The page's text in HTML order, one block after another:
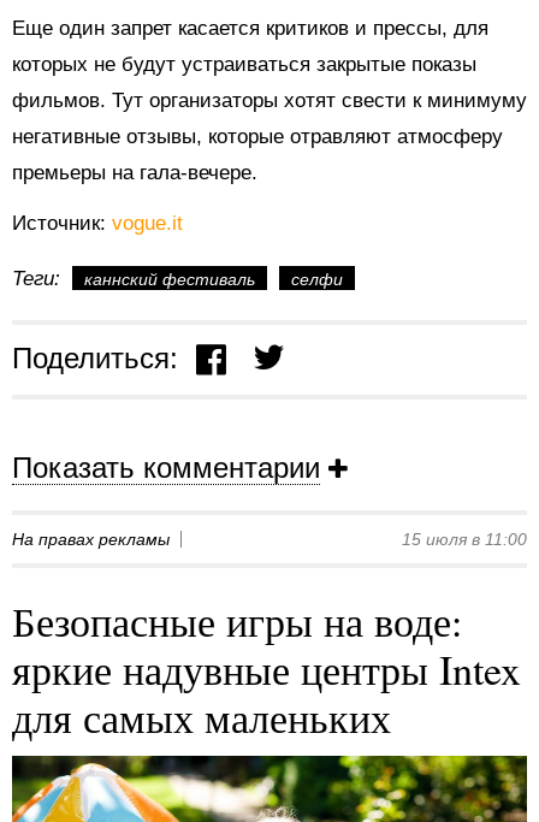
Еще один запрет касается критиков и прессы, для
которых не будут устраиваться закрытые показы
фильмов. Тут организаторы хотят свести к минимуму
негативные отзывы, которые отравляют атмосферу
премьеры на гала-вечере.
Источник: vogue.it
Теги: каннский фестиваль селфи
Поделиться:
Показать комментарии
На правах рекламы 15 июля в 11:00
Безопасные игры на воде:
яркие надувные центры Intex
для самых маленьких